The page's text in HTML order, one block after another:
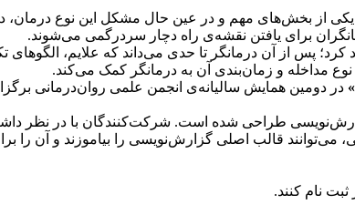
يكى از بخش‌های مهم و در عین حال مشکل این نوع
برای یافتن نقشه‌ی راه دچار سردرگمی می‌شوند.
پس از آن درمانگر تا حدی می‌داند که علایم، الگوهای
مداخله و زمان‌بندی آن به درمانگر کمک می‌کند.
در دومین همایش سالیانه‌ی انجمن علمی روان‌درمانی
طراحی شده است. شرکت‌کنندگان با در نظر داشتن
می‌توانند قالب اصلی گزارش‌نویسی را بیاموزند و آن
نام کنند.